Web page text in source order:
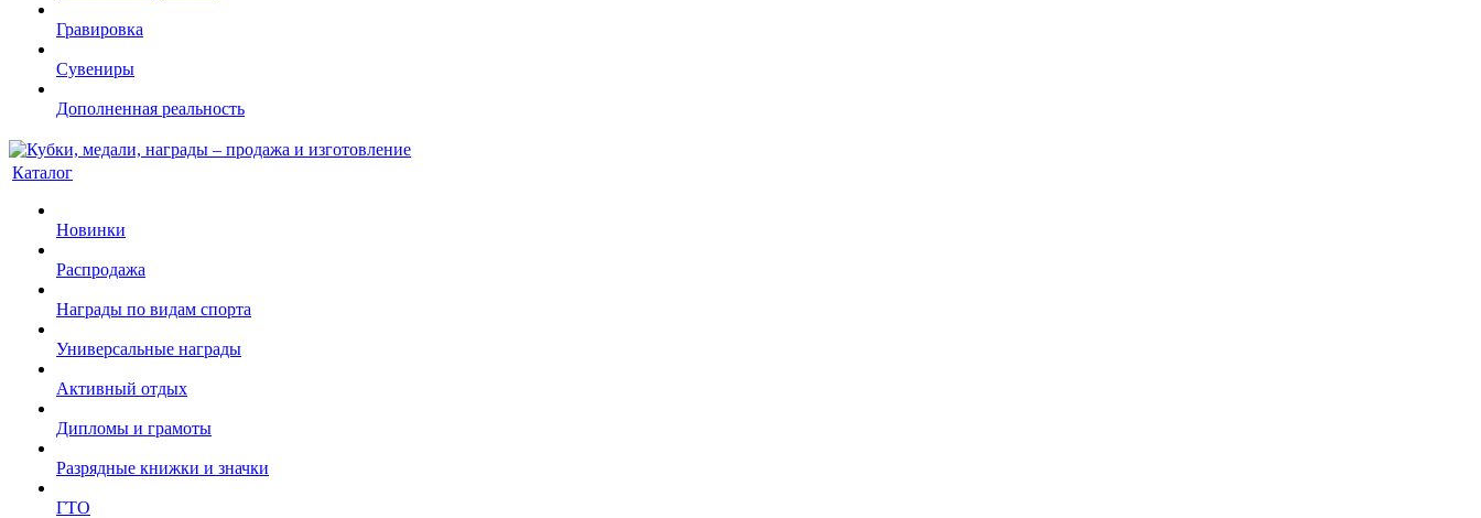
Гравировка
Сувениры
Дополненная реальность
Каталог
Новинки
Распродажа
Награды по видам спорта
Универсальные награды
Активный отдых
Дипломы и грамоты
Разрядные книжки и значки
ГТО